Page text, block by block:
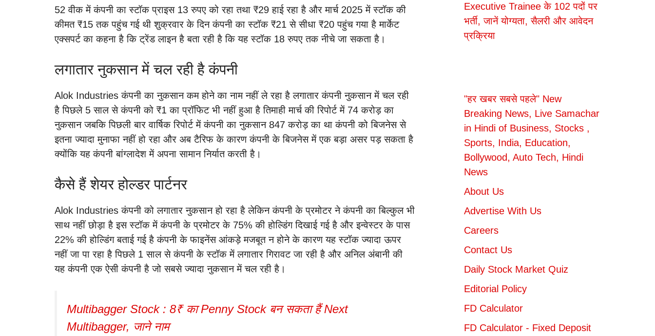
52 वीक में कंपनी का स्टॉक प्राइस 13 रुपए को रहा तथा ₹29 हाई रहा है और मार्च 2025 में स्टॉक की
कीमत ₹15 तक पहुंच गई थी शुक्रवार के दिन कंपनी का स्टॉक ₹21 से सीधा ₹20 पहुंच गया है मार्केट
एक्सपर्ट का कहना है कि ट्रेंड लाइन है बता रही है कि यह स्टॉक 18 रुपए तक नीचे जा सकता है।
लगातार नुकसान में चल रही है कंपनी
Alok Industries कंपनी का नुकसान कम होने का नाम नहीं ले रहा है लगातार कंपनी नुकसान में चल रही
है पिछले 5 साल से कंपनी को ₹1 का प्रॉफिट भी नहीं हुआ है तिमाही मार्च की रिपोर्ट में 74 करोड़ का
नुकसान जबकि पिछली बार वार्षिक रिपोर्ट में कंपनी का नुकसान 847 करोड़ का था कंपनी को बिजनेस से
इतना ज्यादा मुनाफा नहीं हो रहा और अब टैरिफ के कारण कंपनी के बिजनेस में एक बड़ा असर पड़ सकता है
क्योंकि यह कंपनी बांग्लादेश में अपना सामान निर्यात करती है।
कैसे हैं शेयर होल्डर पार्टनर
Alok Industries कंपनी को लगातार नुकसान हो रहा है लेकिन कंपनी के प्रमोटर ने कंपनी का बिल्कुल भी
साथ नहीं छोड़ा है इस स्टॉक में कंपनी के प्रमोटर के 75% की होल्डिंग दिखाई गई है और इन्वेस्टर के पास
22% की होल्डिंग बताई गई है कंपनी के फाइनेंस आंकड़े मजबूत न होने के कारण यह स्टॉक ज्यादा ऊपर
नहीं जा पा रहा है पिछले 1 साल से कंपनी के स्टॉक में लगातार गिरावट जा रही है और अनिल अंबानी की
यह कंपनी एक ऐसी कंपनी है जो सबसे ज्यादा नुकसान में चल रही है।
Multibagger Stock : 8₹ का Penny Stock बन सकता हैं Next
Multibagger, जाने नाम
Executive Trainee के 102 पदों पर
भर्ती, जानें योग्यता, सैलरी और आवेदन
प्रक्रिया
"हर खबर सबसे पहले" New
Breaking News, Live Samachar
in Hindi of Business, Stocks ,
Sports, India, Education,
Bollywood, Auto Tech, Hindi
News
About Us
Advertise With Us
Careers
Contact Us
Daily Stock Market Quiz
Editorial Policy
FD Calculator
FD Calculator - Fixed Deposit